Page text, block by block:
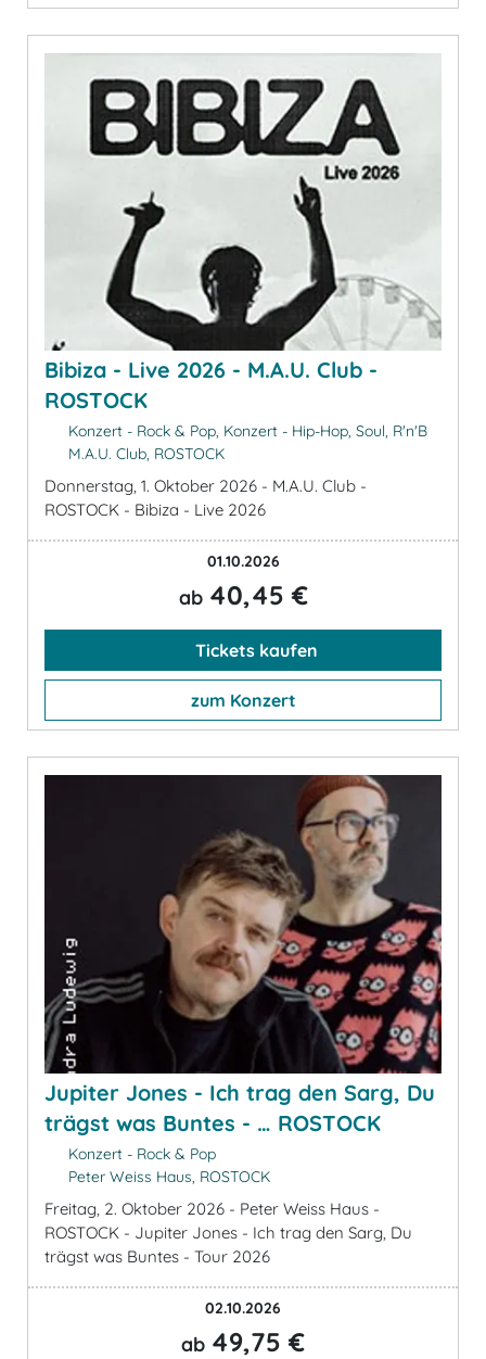
Bibiza - Live 2026 - M.A.U. Club -
ROSTOCK
Konzert - Rock & Pop, Konzert - Hip-Hop, Soul, R'n'B
M.A.U. Club, ROSTOCK
Donnerstag, 1. Oktober 2026 - M.A.U. Club -
ROSTOCK - Bibiza - Live 2026
01.10.2026
ab 40,45 €
Tickets kaufen
zum Konzert
Jupiter Jones - Ich trag den Sarg, Du
trägst was Buntes - … ROSTOCK
Konzert - Rock & Pop
Peter Weiss Haus, ROSTOCK
Freitag, 2. Oktober 2026 - Peter Weiss Haus -
ROSTOCK - Jupiter Jones - Ich trag den Sarg, Du
trägst was Buntes - Tour 2026
02.10.2026
ab 49,75 €